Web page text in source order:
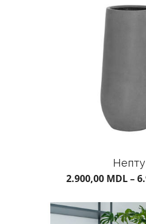
ГОРШКИ
2.900,00 MDL–